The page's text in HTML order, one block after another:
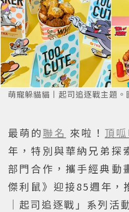
萌寵躲貓貓丨起司追逐戰主題
最萌的聯名 來啦！ 頂
年，特別與華納兄弟探
部門合作，攜手經典動
傑利鼠》迎接85週年，
｜起司追逐戰」系列活